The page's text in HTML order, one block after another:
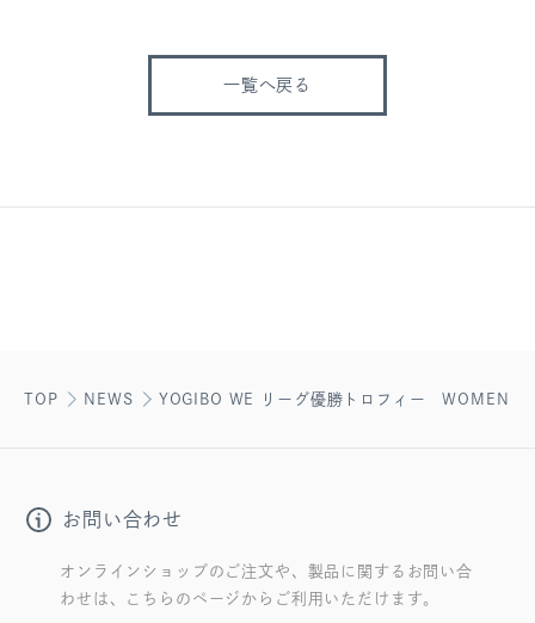
一覧へ戻る
TOP NEWS YOGIBO WE リーグ優勝トロフィー WOMEN
お問い合わせ
オンラインショップのご注文や、製品に関するお問い合
わせは、こちらのページからご利用いただけます。